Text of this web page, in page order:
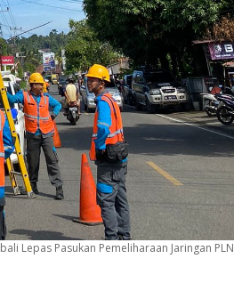
Lepas Pasukan Pemeliharaan Jaringan PLN